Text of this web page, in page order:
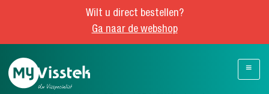
Wilt u direct bestellen?
Ga naar de webshop
≡